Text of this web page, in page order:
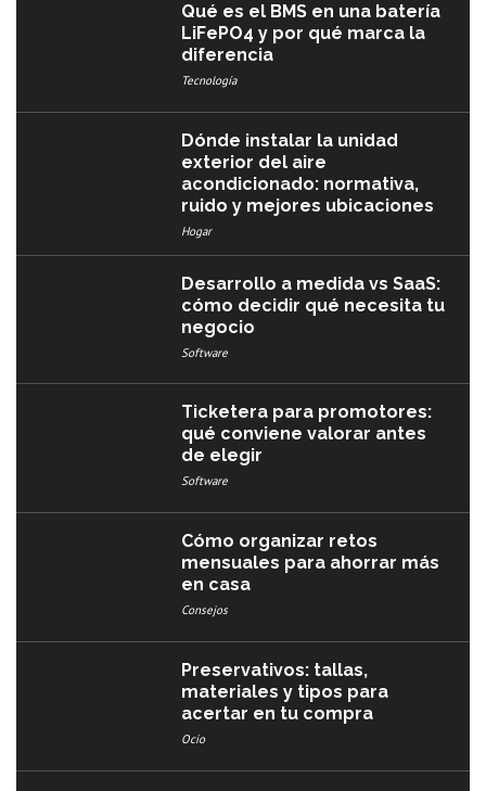
Qué es el BMS en una batería
LiFePO4 y por qué marca la
diferencia
Tecnología
Dónde instalar la unidad
exterior del aire
acondicionado: normativa,
ruido y mejores ubicaciones
Hogar
Desarrollo a medida vs SaaS:
cómo decidir qué necesita tu
negocio
Software
Ticketera para promotores:
qué conviene valorar antes
de elegir
Software
Cómo organizar retos
mensuales para ahorrar más
en casa
Consejos
Preservativos: tallas,
materiales y tipos para
acertar en tu compra
Ocio